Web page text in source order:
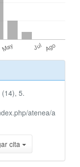
(14), 5.
atenea/a
cita